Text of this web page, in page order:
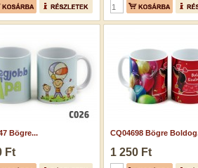
Bögre...
Ft
CQ04698 Bögre
1 250 Ft